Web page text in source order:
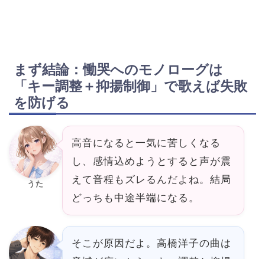
まず結論：慟哭へのモノローグは
「キー調整＋抑揚制御」で歌えば失敗
を防げる
うた
高音になると一気に苦しくなる
し、感情込めようとすると声が震
えて音程もズレるんだよね。結局
どっちも中途半端になる。
そこが原因だよ。高橋洋子の曲は